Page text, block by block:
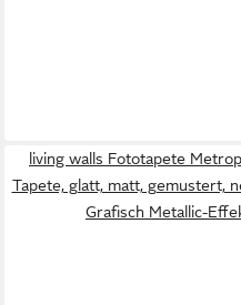
living walls Fototapete
Tapete, glatt, matt, gemustert,
Grafisch Metallic-